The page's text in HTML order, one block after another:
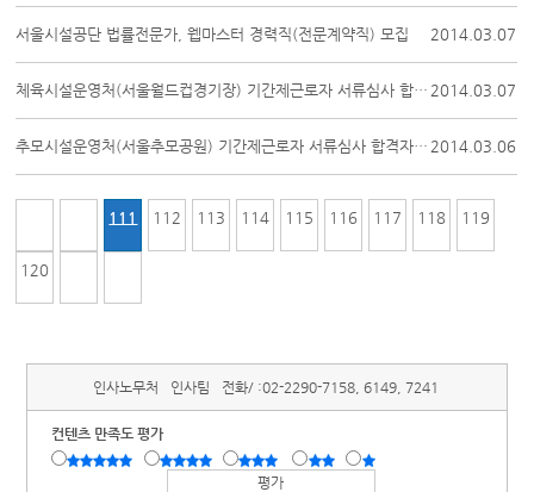
서울시설공단 법률전문가, 웹마스터 경력직(전문계약직) 모집 2014.03.07
체육시설운영처(서울월드컵경기장) 기간제근로자 서류심사 합격자 명단 및 면접전... 2014.03.07
추모시설운영처(서울추모공원) 기간제근로자 서류심사 합격자 명단 및 면접전형 계획 2014.03.06
111 112 113 114 115 116 117 118 119
120
인사노무처 인사팀 전화/ :02-2290-7158, 6149, 7241
컨텐츠 만족도 평가